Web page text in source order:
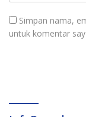
Simpan nama,
untuk komentar